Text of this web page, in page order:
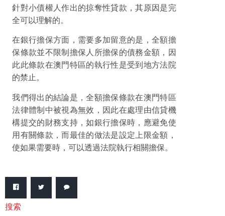
針對小債權人作出的掠奪性貸款，其原因是完
全可以理解的。
在銀行擔保方面，需要多加留意的是，全額擔
保條款並不限制擔保人所擔保的債務金額，因
此此條款在澳門特區的執行性是受到地方法院
的禁止。
我們得出的結論是，全額擔保條款在澳門特區
法律體制中被視為無效，因此在處理由信貸機
構提交的財務支持，如銀行擔保時，應避免使
用有關條款，而最佳的做法是設定上限金額，
使如果需要時，可以透過法院執行相關擔保。
搜索